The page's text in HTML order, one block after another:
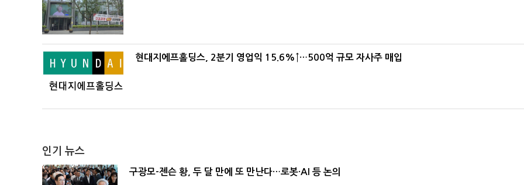
현대지에프홀딩스, 2분기 영업익 15.6%↑…500억 규모 자사주 매입
인기 뉴스
구광모-젠슨 황, 두 달 만에 또 만난다…로봇·AI 등 논의